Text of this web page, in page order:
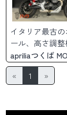
イタリア最古
ール、高さ調
ケース等、その
す。
apriliaつくば
«
1 »